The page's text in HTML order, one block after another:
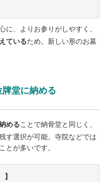
に、よりお参りがしやすく、
ているため。新しい形のお墓
堂に納める
めることで納骨堂と同じく、
す選択が可能。寺院などでは
とが多いです。